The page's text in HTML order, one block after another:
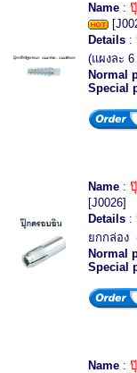
Name :
Details :
(แผงละ
Normal
Special
Name :
[J0026]
Details :
ยกกล่อง
Normal
Special
Name :